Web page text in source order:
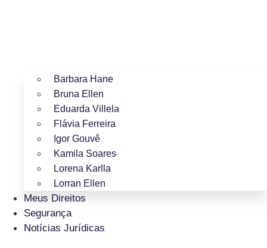
Barbara Hane
Bruna Ellen
Eduarda Villela
Flávia Ferreira
Igor Gouvê
Kamila Soares
Lorena Karlla
Lorran Ellen
Meus Direitos
Segurança
Notícias Jurídicas